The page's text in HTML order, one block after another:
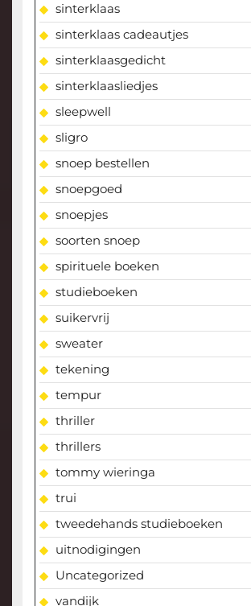
sinterklaas
sinterklaas cadeautjes
sinterklaasgedicht
sinterklaasliedjes
sleepwell
sligro
snoep bestellen
snoepgoed
snoepjes
soorten snoep
spirituele boeken
studieboeken
suikervrij
sweater
tekening
tempur
thriller
thrillers
tommy wieringa
trui
tweedehands studieboeken
uitnodigingen
Uncategorized
vandijk